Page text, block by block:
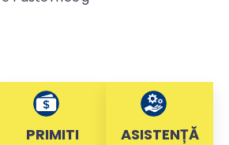
PRIMITI
ASISTENȚĂ